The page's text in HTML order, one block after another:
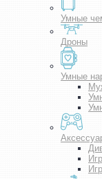
Умные
Дроны
Умные